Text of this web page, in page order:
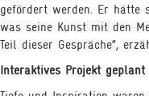
gefördert werden. Er hätte
was seine Kunst mit den
Teil dieser Gespräche“,
Interaktives Projekt geplant